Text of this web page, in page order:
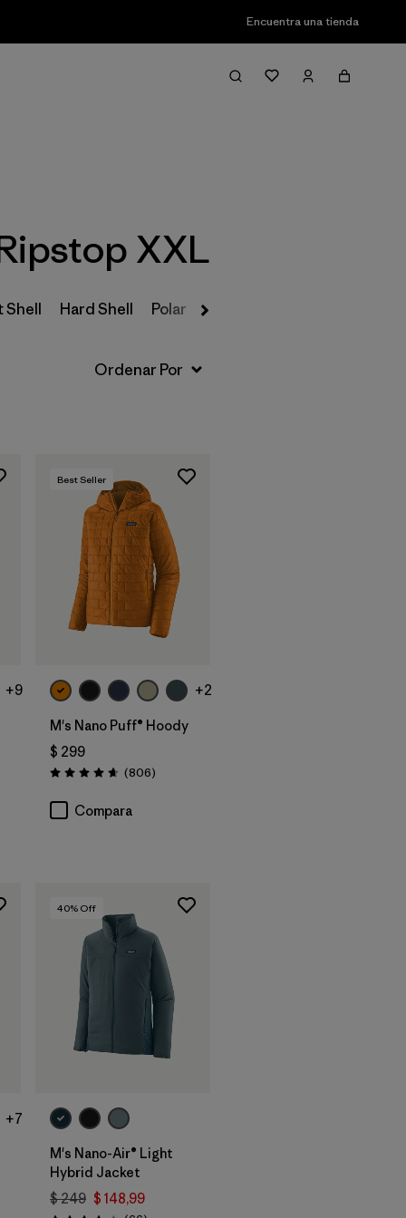
Encuentra una tienda
Filter & Sort
XXL
Shell Hard Shell Polar Insulated
+9
Best Seller
+2
M's Nano Puff® Hoody
$ 299
Valoración: 4.6 / 5
(806Comentarios
)
Compara
+7
40% Off
M's Nano-Air® Light
Hybrid Jacket
$ 249 $ 148,99